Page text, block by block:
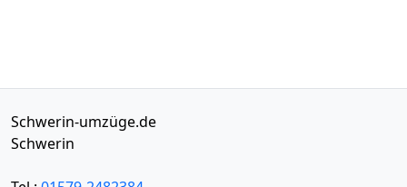
Schwerin-umzüge.de
Schwerin